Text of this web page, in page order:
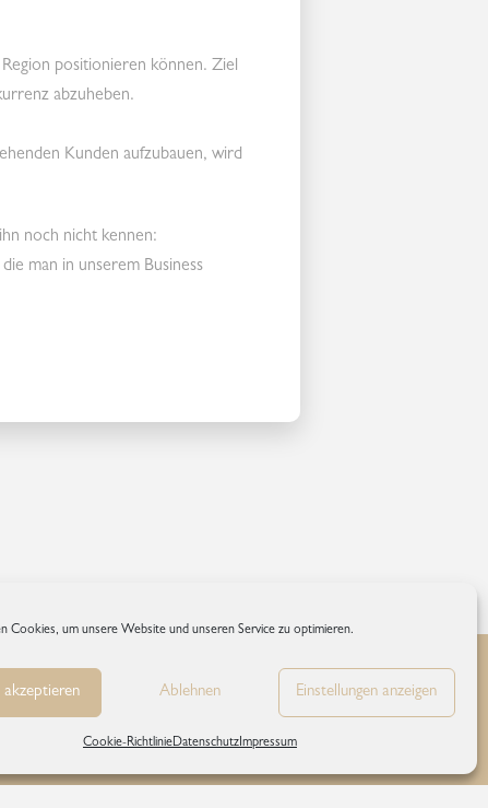
Cookies, um unsere Website und unseren Service zu optimieren.
akzeptieren Ablehnen Einstellungen anzeigen
Cookie-RichtlinieDatenschutzImpressum
positionieren können. Ziel
abzuheben.
Kunden aufzubauen, wird
noch nicht kennen:
man in unserem Business